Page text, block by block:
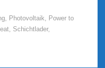
, Photovoltaik, Power to
, Schichtlader,